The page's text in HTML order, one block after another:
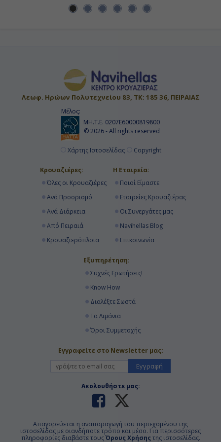
Λεωφ. Ηρώων Πολυτεχνείου 83, ΤΚ: 185 36, ΠΕΙΡΑΙΑΣ
Μέλος:
ΜΗ.Τ.Ε. 0207Ε60000819800
© 2026 - All rights reserved
Χάρτης Ιστοσελίδας Copyright
Κρουαζιέρες:
Όλες οι Κρουαζιέρες
Ανά Προορισμό
Ανά Διάρκεια
Από Πειραιά
Κρουαζιερόπλοια
Η Εταιρεία:
Ποιοί Είμαστε
Εταιρείες Κρουαζιέρας
Οι Συνεργάτες μας
Navihellas Blog
Επικοινωνία
Εξυπηρέτηση:
Συχνές Ερωτήσεις!
Know How
Διαλέξτε Σωστά
Τα Λιμάνια
Όροι Συμμετοχής
Εγγραφείτε στο Newsletter μας:
Εγγραφή
Ακολουθήστε μας:
Απαγορεύεται η αναπαραγωγή του περιεχομένου της
ιστοσελίδας με οιανδήποτε τρόπο και μέσο. Για περισσότερες
πληροφορίες διαβάστε τουςΌρους Χρήσης της ιστοσελίδας.